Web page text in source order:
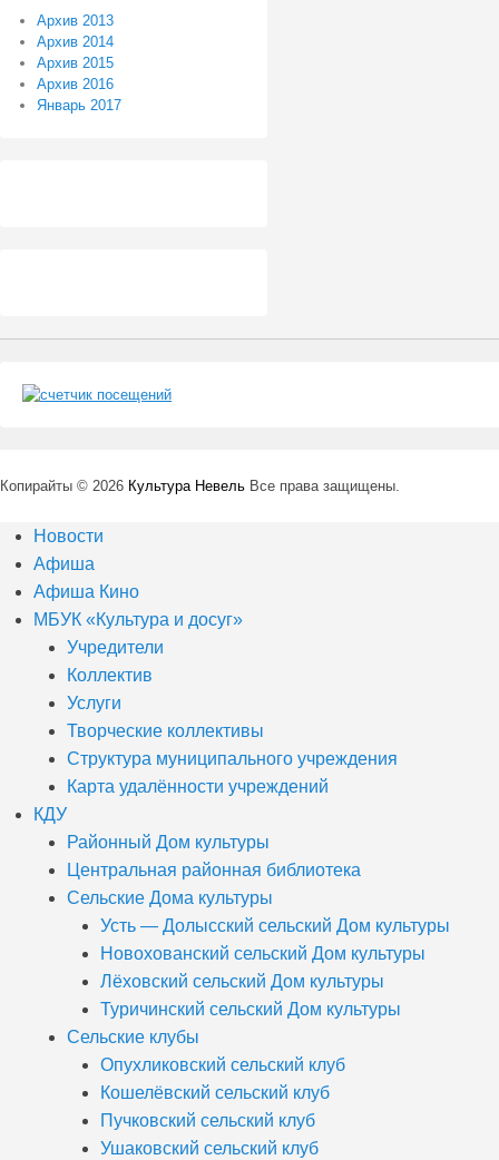
Архив 2013
Архив 2014
Архив 2015
Архив 2016
Январь 2017
Копирайты © 2026 Культура Невель Все права защищены.
Новости
Афиша
Афиша Кино
МБУК «Культура и досуг»
Учредители
Коллектив
Услуги
Творческие коллективы
Структура муниципального учреждения
Карта удалённости учреждений
КДУ
Районный Дом культуры
Центральная районная библиотека
Сельские Дома культуры
Усть — Долысский сельский Дом культуры
Новохованский сельский Дом культуры
Лёховский сельский Дом культуры
Туричинский сельский Дом культуры
Сельские клубы
Опухликовский сельский клуб
Кошелёвский сельский клуб
Пучковский сельский клуб
Ушаковский сельский клуб